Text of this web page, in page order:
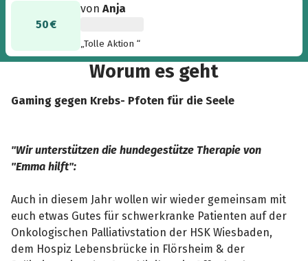
50 €
vonAnja
„Tolle Aktion “
Worum es geht
Gaming gegen Krebs- Pfoten für die Seele
"Wir unterstützen die hundegestütze Therapie von
"Emma hilft":
Auch in diesem Jahr wollen wir wieder gemeinsam mit
euch etwas Gutes für schwerkranke Patienten auf der
Onkologischen Palliativstation der HSK Wiesbaden,
dem Hospiz Lebensbrücke in Flörsheim & der